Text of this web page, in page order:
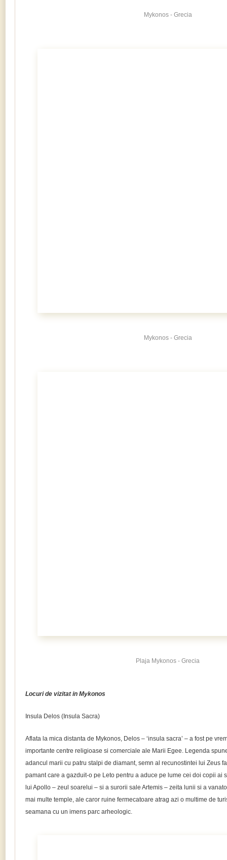
Mykonos - Grecia
Mykonos - Grecia
Plaja Mykonos - Grecia
Locuri de vizitat in Mykonos
Insula Delos (Insula Sacra)
Aflata la mica distanta de Mykonos, Delos – ‘insula sacra’ – a fost pe
importante centre religioase si comerciale ale Marii Egee. Legenda
adancul marii cu patru stalpi de diamant, semn al recunostintei lui Zeus
pamant care a gazduit-o pe Leto pentru a aduce pe lume cei doi copii ai
lui Apollo – zeul soarelui – si a surorii sale Artemis – zeita lunii si a
mai multe temple, ale caror ruine fermecatoare atrag azi o multime de
seamana cu un imens parc arheologic.